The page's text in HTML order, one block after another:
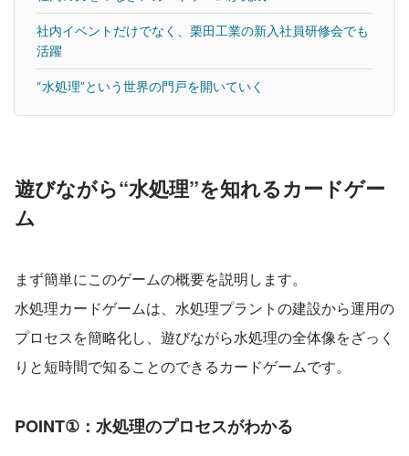
社内イベントだけでなく、栗田工業の新入社員研修会でも
活躍
“水処理”という世界の門戸を開いていく
遊びながら“水処理”を知れるカードゲー
ム
まず簡単にこのゲームの概要を説明します。
水処理カードゲームは、水処理プラントの建設から運用の
プロセスを簡略化し、遊びながら水処理の全体像をざっく
りと短時間で知ることのできるカードゲームです。
POINT①：水処理のプロセスがわかる